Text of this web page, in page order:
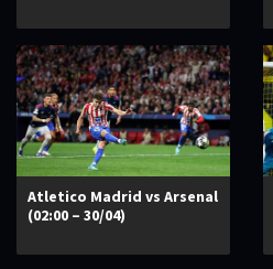
Atletico Madrid vs Arsenal
(02:00 – 30/04)